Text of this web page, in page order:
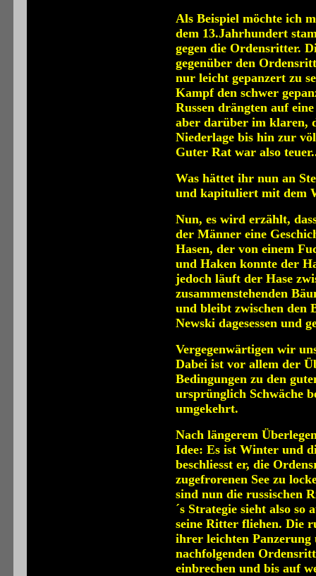
Als Beispiel möchte ich
dem 13.Jahrhundert
gegen die Ordensritter.
gegenüber den
nur leicht gepanzert zu
Kampf den schwer
Russen drängten auf
aber darüber im klaren,
Niederlage bis hin zur
Guter Rat war also
Was hättet ihr nun an
und kapituliert mit dem
Nun, es wird erzählt,
der Männer eine
Hasen, der von einem
und Haken konnte der
jedoch läuft der Hase
zusammenstehenden
und bleibt zwischen den
Newski dagesessen und
Vergegenwärtigen wir
Dabei ist vor allem der
Bedingungen zu den
ursprünglich Schwäche
umgekehrt.
Nach längerem
Idee: Es ist Winter und
beschliesst er, die
zugefrorenen See zu
sind nun die russischen
´s Strategie sieht also
seine Ritter fliehen. Die
ihrer leichten Panzerung
nachfolgenden
einbrechen und bis auf